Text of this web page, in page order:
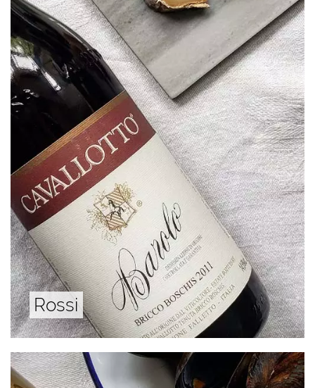
Rossi